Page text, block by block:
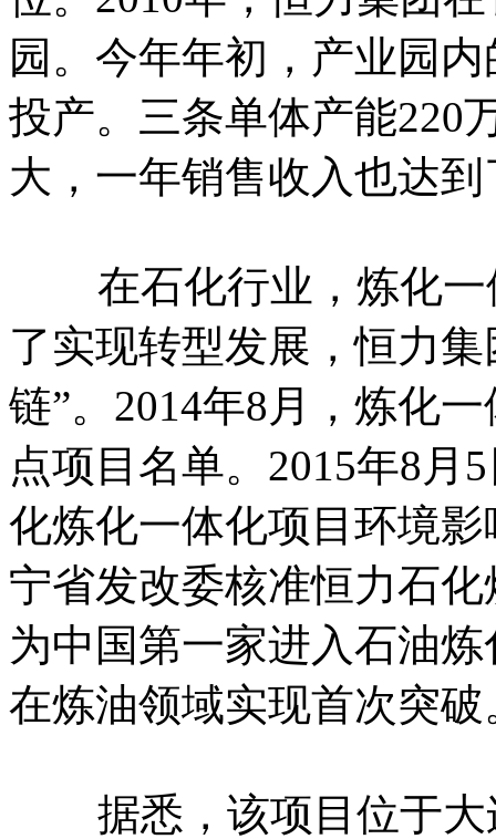
园。今年年初，产业园
投产。三条单体产能220
大，一年销售收入也达到
在石化行业，炼化一
了实现转型发展，恒力
链”。2014年8月，炼化
点项目名单。2015年8月
化炼化一体化项目环境
宁省发改委核准恒力石
为中国第一家进入石油
在炼油领域实现首次突破
据悉，该项目位于大